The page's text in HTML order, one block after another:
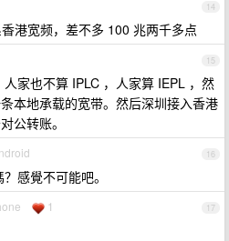
14
港宽频，差不多 100 兆两千多点
15
家也不算 IPLC ，人家算 IEPL ，然
本地承载的宽带。然后深圳接入香港
公转账。
16
感覺不可能吧。
17
1